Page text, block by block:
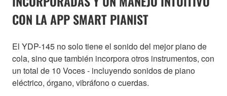
CON LA APP SMART PIANIST
El YDP-145 no solo tiene el sonido del mejor piano de
cola, sino que también incorpora otros instrumentos, con
un total de 10 Voces - incluyendo sonidos de piano
eléctrico, órgano, vibráfono o cuerdas.